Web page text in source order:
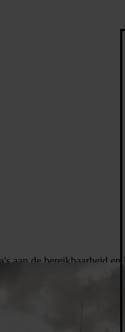
de bereikbaarheid en